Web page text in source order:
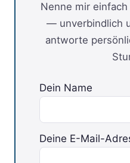
Nenne mir
— unverbindlich
antworte
Dein Name
Deine E-Mail-